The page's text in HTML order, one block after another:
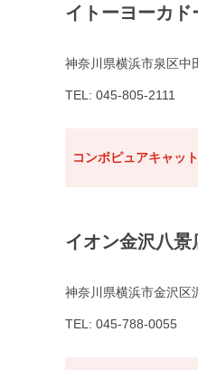
イトーヨーカド
神奈川県横浜市泉区中
TEL: 045-805-2111
コンボピュアキャッ
イオン金沢八景
神奈川県横浜市金沢区
TEL: 045-788-0055